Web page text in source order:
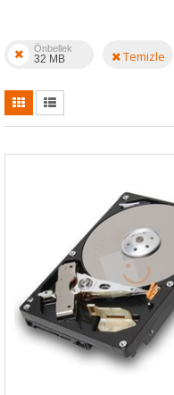
Önbellek
32 MB Temizle